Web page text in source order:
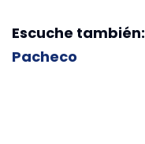
Escuche también:
Pacheco